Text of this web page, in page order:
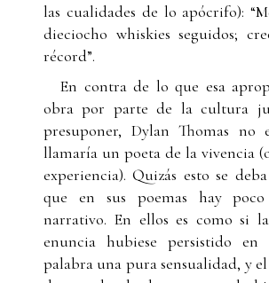
las cualidades de lo apócrifo):
dieciocho whiskies seguidos;
récord”.
En contra de lo que esa
obra por parte de la cultura
presuponer, Dylan Thomas no
llamaría un poeta de la vivencia
experiencia). Quizás esto se
que en sus poemas hay
narrativo. En ellos es como si
enuncia hubiese persistido
palabra una pura sensualidad, y el